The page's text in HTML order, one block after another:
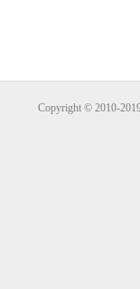
Copyright © 2010-